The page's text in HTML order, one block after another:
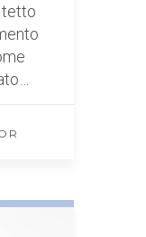
tetto